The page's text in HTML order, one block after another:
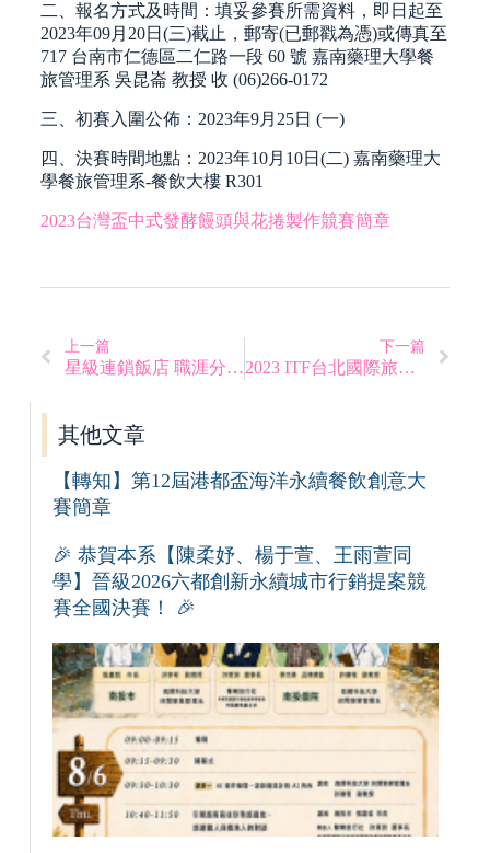
二、報名方式及時間：填妥參賽所需資料，即日起至
2023年09月20日(三)截止，郵寄(已郵戳為憑)或傳真至
717 台南市仁德區二仁路一段 60 號 嘉南藥理大學餐
旅管理系 吳昆崙 教授 收 (06)266-0172
三、初賽入圍公佈：2023年9月25日 (一)
四、決賽時間地點：2023年10月10日(二) 嘉南藥理大
學餐旅管理系-餐飲大樓 R301
2023台灣盃中式發酵饅頭與花捲製作競賽簡章
上一篇
星級連鎖飯店 職涯分享講座
下一篇
2023 ITF台北國際旅展招募現場工作人員
其他文章
【轉知】第12屆港都盃海洋永續餐飲創意大
賽簡章
🎉 恭賀本系【陳柔妤、楊于萱、王雨萱同
學】晉級2026六都創新永續城市行銷提案競
賽全國決賽！ 🎉